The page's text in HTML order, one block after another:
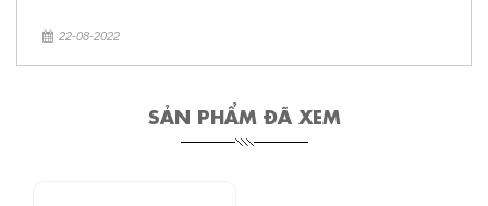
22-08-2022
SẢN PHẨM ĐÃ XEM